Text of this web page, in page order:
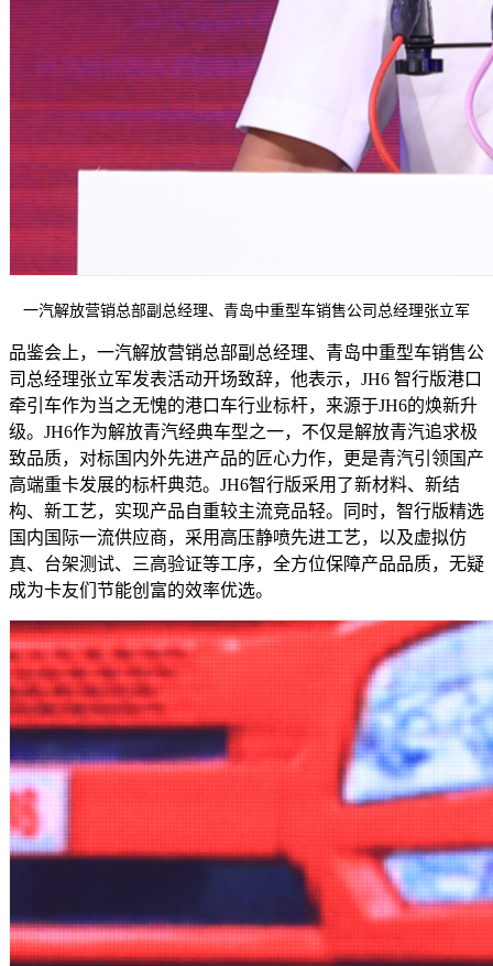
一汽解放营销总部副总经理、青岛中重型车销售公司总经理张立军
品鉴会上，一汽解放营销总部副总经理、青岛中重型车销售公
司总经理张立军发表活动开场致辞，他表示，JH6 智行版港口
牵引车作为当之无愧的港口车行业标杆，来源于JH6的焕新升
级。JH6作为解放青汽经典车型之一，不仅是解放青汽追求极
致品质，对标国内外先进产品的匠心力作，更是青汽引领国产
高端重卡发展的标杆典范。JH6智行版采用了新材料、新结
构、新工艺，实现产品自重较主流竞品轻。同时，智行版精选
国内国际一流供应商，采用高压静喷先进工艺，以及虚拟仿
真、台架测试、三高验证等工序，全方位保障产品品质，无疑
成为卡友们节能创富的效率优选。